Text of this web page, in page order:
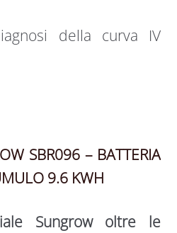
della curva IV
SBR096 – BATTERIA
9.6 KWH
Sungrow oltre le